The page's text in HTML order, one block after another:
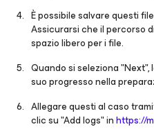
È possibile salvare questi
Assicurarsi che il percorso
spazio libero per i file.
Quando si seleziona
suo progresso nella
Allegare questi al caso
clic su "Add logs" inhttps://